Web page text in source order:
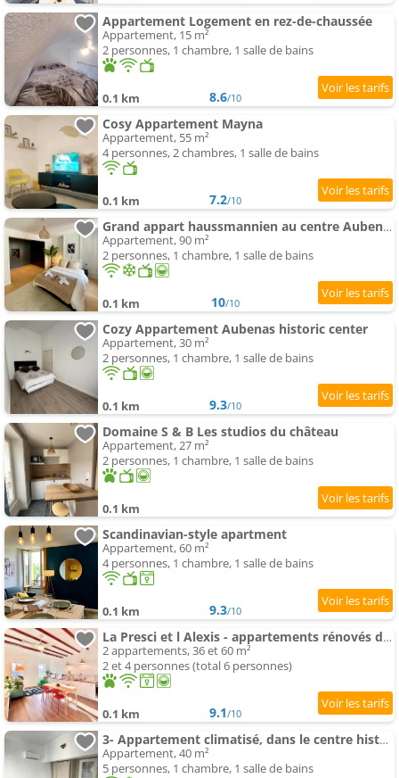
Appartement Logement en rez-de-chaussée
Appartement, 15 m²
2 personnes, 1 chambre, 1 salle de bains
0.1 km 8.6/10
Cosy Appartement Mayna
Appartement, 55 m²
4 personnes, 2 chambres, 1 salle de bains
0.1 km 7.2/10
Grand appart haussmannien au centre Aubenas
Appartement, 90 m²
2 personnes, 1 chambre, 1 salle de bains
0.1 km 10/10
Cozy Appartement Aubenas historic center
Appartement, 30 m²
2 personnes, 1 chambre, 1 salle de bains
0.1 km 9.3/10
Domaine S & B Les studios du château
Appartement, 27 m²
2 personnes, 1 chambre, 1 salle de bains
0.1 km
Scandinavian-style apartment
Appartement, 60 m²
4 personnes, 1 chambre, 1 salle de bains
0.1 km 9.3/10
La Presci et l Alexis - appartements rénovés dans le centre historique
2 appartements, 36 et 60 m²
2 et 4 personnes (total 6 personnes)
0.1 km 9.1/10
3- Appartement climatisé, dans le centre historique d Aubenas
Appartement, 40 m²
5 personnes, 1 chambre, 1 salle de bains